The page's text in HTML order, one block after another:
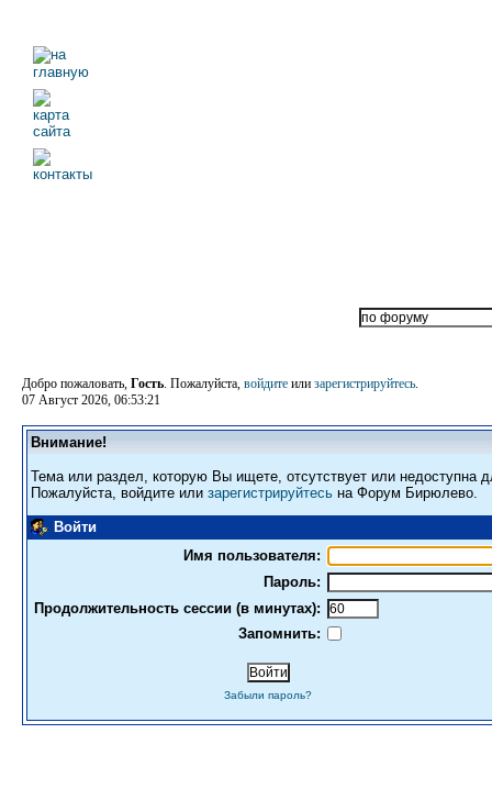
Добро пожаловать, Гость. Пожалуйста, войдите или зарегистрируйтесь.
07 Август 2026, 06:53:21
Внимание!
Тема или раздел, которую Вы ищете, отсутствует или недоступна
Пожалуйста, войдите или зарегистрируйтесь на Форум Бирюлево.
Войти
Имя пользователя:
Пароль:
Продолжительность сессии (в минутах):
Запомнить:
Забыли пароль?